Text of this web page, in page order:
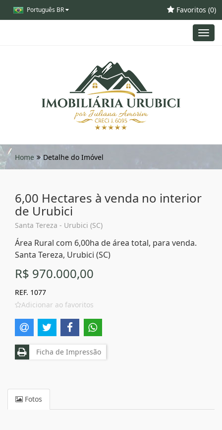
Português BR Favoritos (0)
Home Detalhe do Imóvel
6,00 Hectares à venda no interior
de Urubici
Santa Tereza - Urubici (SC)
Área Rural com 6,00ha de área total, para venda.
Santa Tereza, Urubici (SC)
R$ 970.000,00
REF. 1077
Adicionar ao favoritos
Ficha de Impressão
Fotos